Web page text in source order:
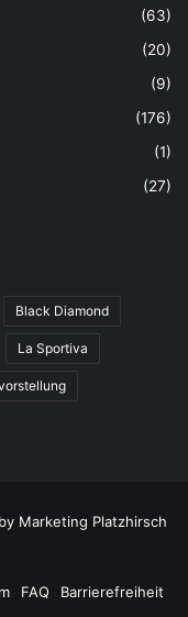
(63)
(20)
(9)
(176)
(1)
(27)
Black Diamond
La Sportiva
Marketing Platzhirsch
FAQ Barrierefreiheit